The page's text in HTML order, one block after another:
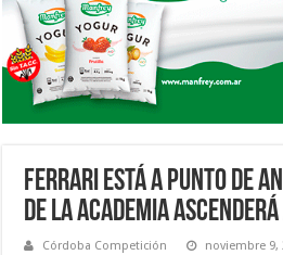
FERRARI ESTÁ A PUNTO DE
DE LA ACADEMIA
Córdoba Competición noviembre 9,